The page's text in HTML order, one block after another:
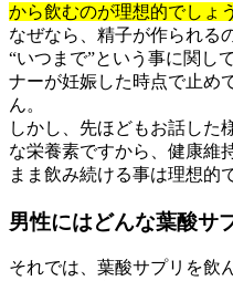
から飲むのが理想的でしょう
なぜなら、精子が作られる
“いつまで”という事に関し
ナーが妊娠した時点で止め
ん。
しかし、先ほどもお話した
な栄養素ですから、健康維
まま飲み続ける事は理想的
男性にはどんな葉酸サ
それでは、葉酸サプリを飲